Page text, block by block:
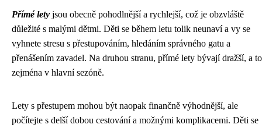
Přímé lety jsou obecně pohodlnější a rychlejší, což je obzvláště
důležité s malými dětmi. Děti se během letu tolik neunaví a vy se
vyhnete stresu s přestupováním, hledáním správného gatu a
přenášením zavadel. Na druhou stranu, přímé lety bývají dražší, a to
zejména v hlavní sezóně.
Lety s přestupem mohou být naopak finančně výhodnější, ale
počítejte s delší dobou cestování a možnými komplikacemi. Děti se